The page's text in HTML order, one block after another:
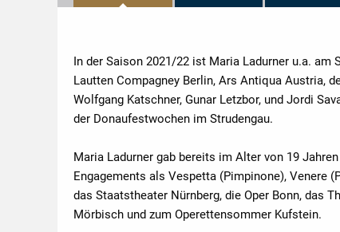
In der Saison 2021/22 ist Maria Ladurner u.a.
Lautten Compagney Berlin, Ars Antiqua Austria,
Wolfgang Katschner, Gunar Letzbor, und Jordi
der Donaufestwochen im Strudengau.
Maria Ladurner gab bereits im Alter von 19
Engagements als Vespetta (Pimpinone), Venere
das Staatstheater Nürnberg, die Oper Bonn, das
Mörbisch und zum Operettensommer Kufstein.